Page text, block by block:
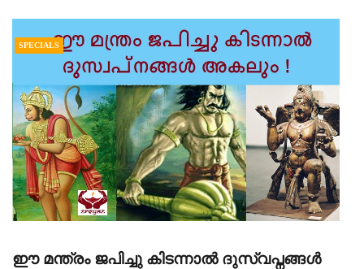
SPECIALS
ഈ മന്ത്രം ജപിച്ചു കിടന്നാൽ ദുസ്വപ്നങ്ങൾ